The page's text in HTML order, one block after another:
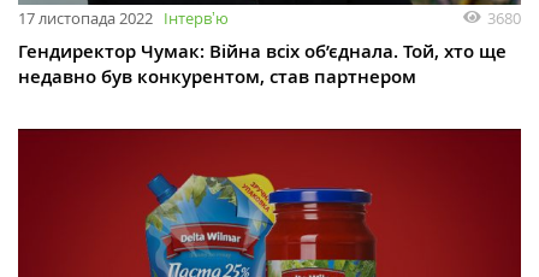
17 листопада 2022 Інтервʼю 3680
Гендиректор Чумак: Війна всіх об’єднала. Той, хто ще
недавно був конкурентом, став партнером